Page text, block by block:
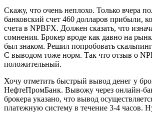
Скажу, что очень неплохо. Только вчера
банковский счет 460 долларов прибыли,
счета в NPBFX. Должен сказать, что
сомнения. Брокер вроде как давно на
был знаком. Решил попробовать
С выводом тоже норм. Так что отзыв о
положительный.
Хочу отметить быстрый вывод денег у
НефтеПромБанк. Вывожу через онлайн-
брокера указано, что вывод
платежную систему в течение 3-4 часов.